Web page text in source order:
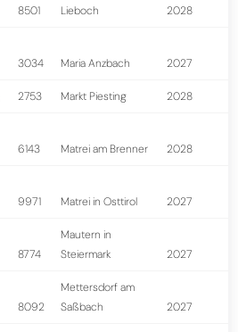
8501 Lieboch 2028
3034 Maria Anzbach 2027
2753 Markt Piesting 2028
6143 Matrei am Brenner 2028
9971 Matrei in Osttirol 2027
8774
Mautern in
Steiermark
2027
8092
Mettersdorf am
Saßbach
2027